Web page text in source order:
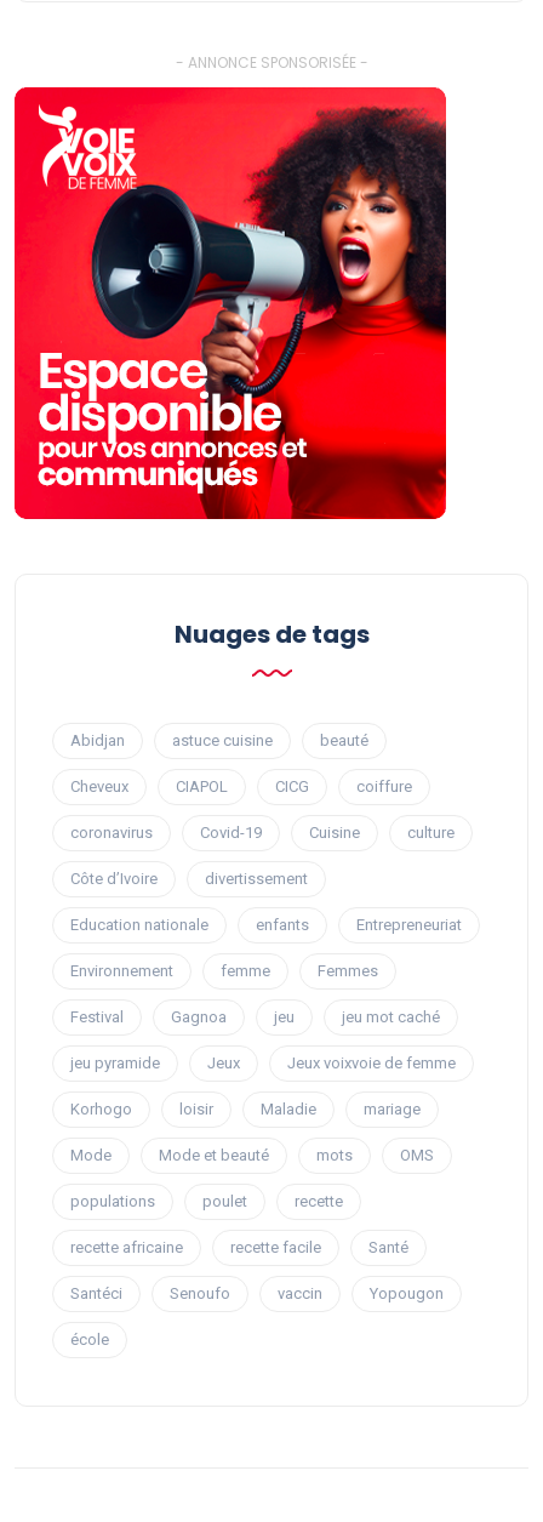
- ANNONCE SPONSORISÉE -
Nuages ​​de tags
Abidjan astuce cuisine beauté
Cheveux CIAPOL CICG coiffure
coronavirus Covid-19 Cuisine culture
Côte d’Ivoire divertissement
Education nationale enfants Entrepreneuriat
Environnement femme Femmes
Festival Gagnoa jeu jeu mot caché
jeu pyramide Jeux Jeux voixvoie de femme
Korhogo loisir Maladie mariage
Mode Mode et beauté mots OMS
populations poulet recette
recette africaine recette facile Santé
Santéci Senoufo vaccin Yopougon
école